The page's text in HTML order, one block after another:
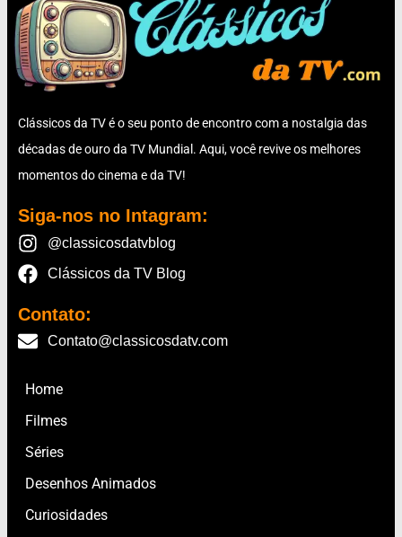
Clássicos da TV é o seu ponto de encontro com a nostalgia das
décadas de ouro da TV Mundial. Aqui, você revive os melhores
momentos do cinema e da TV!
Siga-nos no Intagram:
@classicosdatvblog
Clássicos da TV Blog
Contato:
Contato@classicosdatv.com
Home
Filmes
Séries
Desenhos Animados
Curiosidades